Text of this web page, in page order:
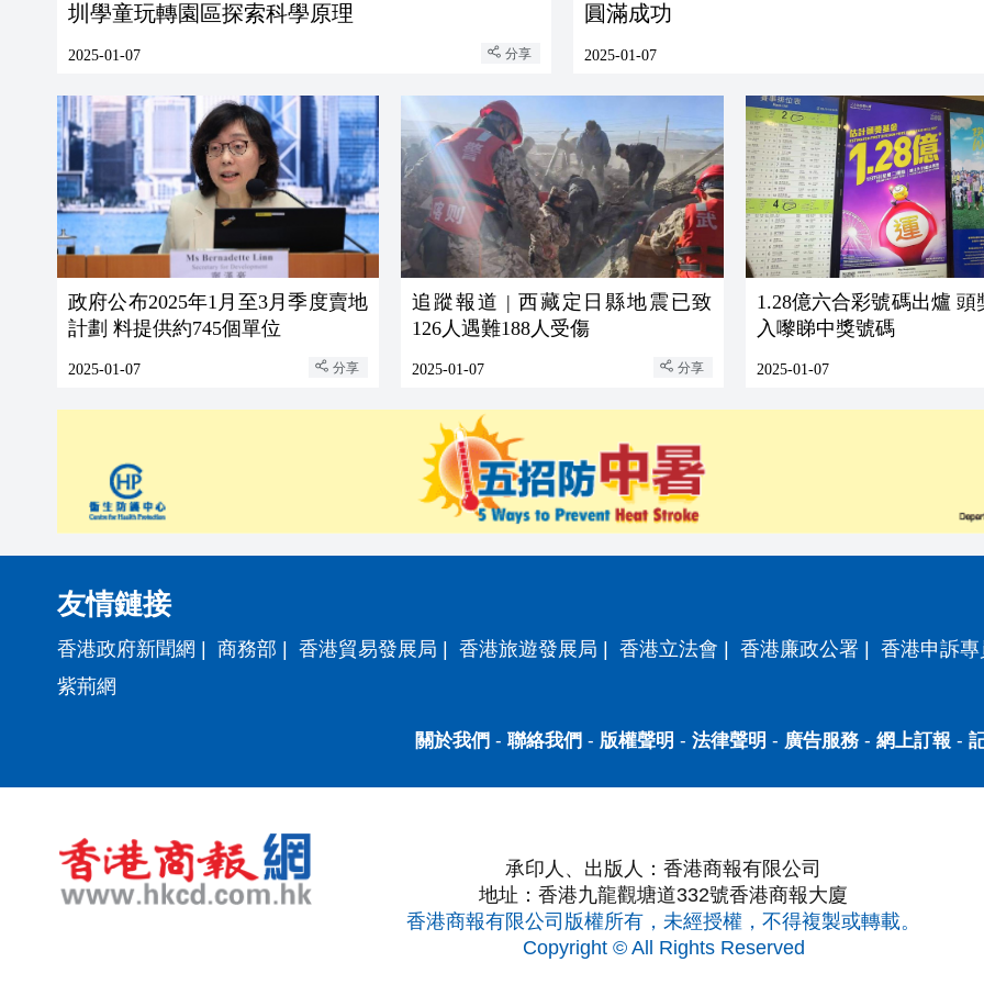
圳學童玩轉園區探索科學原理
2025-01-07 分享
圓滿成功
2025-01-07
政府公布2025年1月至3月季度賣地
計劃 料提供約745個單位
2025-01-07 分享
追蹤報道 | 西藏定日縣地震已致
126人遇難188人受傷
2025-01-07 分享
1.28億六合彩號碼出爐 頭
入嚟睇中獎號碼
2025-01-07
友情鏈接
香港政府新聞網 商務部 香港貿易發展局 香港旅遊發展局 香港立法會 香港廉政公署
香港申訴
紫荊網
關於我們 - 聯絡我們 - 版權聲明 - 法律聲明 - 廣告服務- 網上訂報 -
承印人、出版人：香港商報有限公司
地址：香港九龍觀塘道332號香港商報大廈
香港商報有限公司版權所有，未經授權，不得複製或轉載。
Copyright © All Rights Reserved